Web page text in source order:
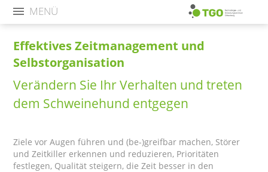
MENÜ
Effektives Zeitmanagement und
Selbstorganisation
Verändern Sie Ihr Verhalten und treten
dem Schweinehund entgegen
Ziele vor Augen führen und (be-)greifbar machen, Störer
und Zeitkiller erkennen und reduzieren, Prioritäten
festlegen, Qualität steigern, die Zeit besser in den